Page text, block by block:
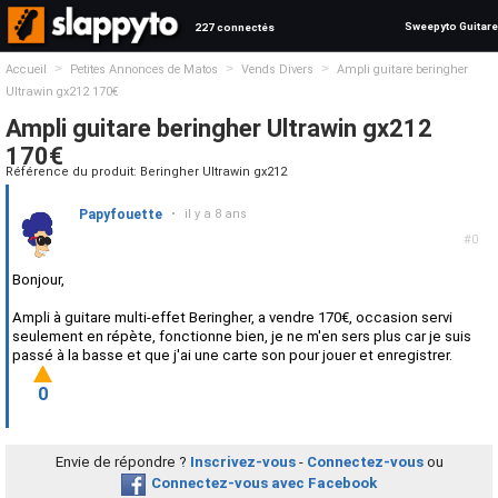
227 connectés Sweepyto Guitare
Accueil > Petites Annonces de Matos > Vends Divers >
Ampli guitare beringher
Ultrawin gx212 170€
Ampli guitare beringher Ultrawin gx212
170€
Référence du produit: Beringher Ultrawin gx212
#0
Papyfouette • il y a 8 ans
Bonjour,
Ampli à guitare multi-effet Beringher, a vendre 170€, occasion servi
seulement en répète, fonctionne bien, je ne m'en sers plus car je suis
passé à la basse et que j'ai une carte son pour jouer et enregistrer.
0
Envie de répondre ? Inscrivez-vous- Connectez-vousou
Connectez-vous avec Facebook